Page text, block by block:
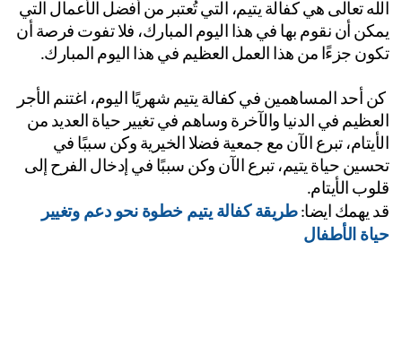
الله تعالى هي كفالة يتيم، التي تُعتبر من أفضل الأعمال التي
يمكن أن نقوم بها في هذا اليوم المبارك، فلا تفوت فرصة أن
جزءًا من هذا العمل العظيم في هذا اليوم المبارك.
كن أحد المساهمين في كفالة يتيم شهريًا اليوم، اغتنم الأجر
الأيتام.
يهمك ايضا:
طريقة كفالة يتيم خطوة نحو دعم وتغيير
الأطفال